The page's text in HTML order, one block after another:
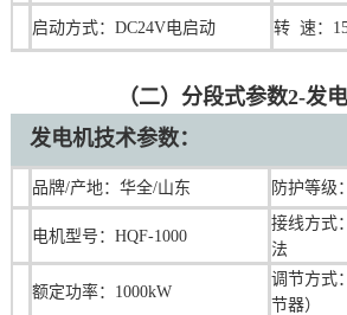
启动方式：DC24V电启动 转 速：
（二）分段式参数2-发
发电机技术参数：
品牌/产地：华全/山东 防护等级
电机型号：HQF-1000
接线方式
法
额定功率：1000kW
调节方式
节器）